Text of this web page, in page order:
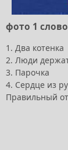
фото 1
1. Два котенка
2. Люди
3. Парочка
4. Сердце из
Правильный